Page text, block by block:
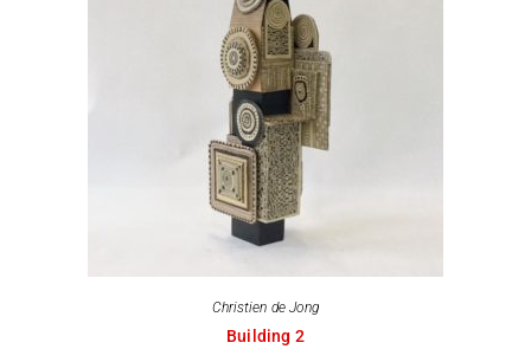
Christien de Jong
Building 2